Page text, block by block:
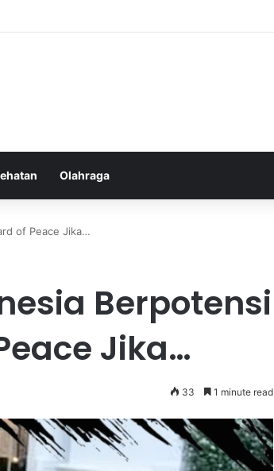
Meningkatkan Kekuatan Otot Inti Secara Efektif
Olahraga
of Peace Jika…
Berpotensi
Jika…
33 1 minute read